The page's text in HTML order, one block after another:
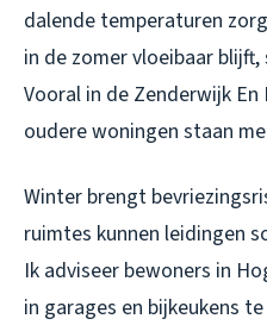
dalende temperaturen
in de zomer vloeibaar
Vooral in de Zenderwijk
oudere woningen staan
Winter brengt
ruimtes kunnen leidingen
Ik adviseer bewoners in
in garages en bijkeukens